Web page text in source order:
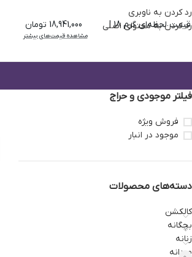
رد کردن به ناوبری
رد کردن به محتوای اصلی
قیمت لحظه‌ای گرم 18 | 18,941,000 تومان
مشاهده قیمت‌های بیشتر
فیلتر موجودی و حراج
فروش ویژه
موجود در انبار
دسته‌های محصولات
کالکشن
بچگانه
زنانه
مردانه